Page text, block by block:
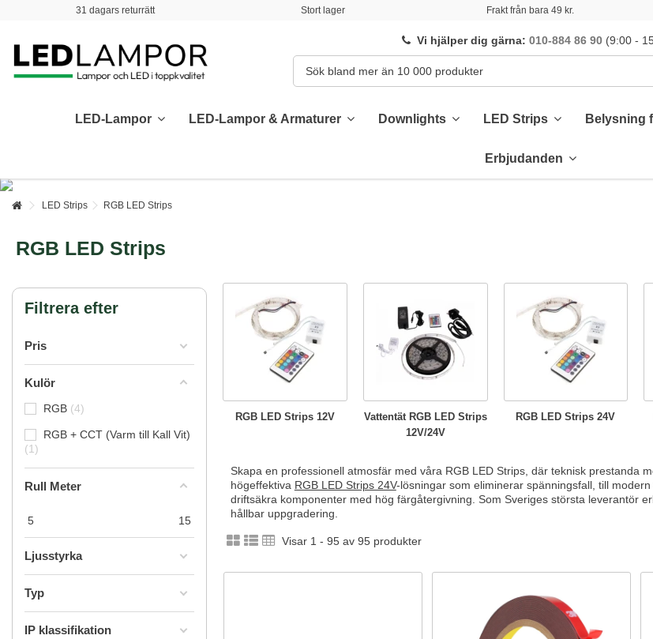
31 dagars returrätt Stort lager Frakt från bara 49 kr.
Vi hjälper dig gärna:010-884 86 90 (9:00 -
LED-Lampor LED-Lampor & Armaturer Downlights LED Strips Belysning
Erbjudanden
LED Strips RGB LED Strips
RGB LED Strips
RGB LED Strips 12V
Vattentät RGB LED Strips
12V/24V
RGB LED Strips 24V
Skapa en professionell atmosfär med våra RGB LED Strips, där teknisk prestanda
högeffektiva RGB LED Strips 24V-lösningar som eliminerar spänningsfall, till
driftsäkra komponenter med hög färgåtergivning. Som Sveriges största leverantör
hållbar uppgradering.
Visar 1 - 95 av 95 produkter
Filtrera efter
Pris
Kulör
RGB 4
RGB + CCT (Varm till Kall Vit)
1
Rull Meter
5 15
Ljusstyrka
Typ
IP klassifikation